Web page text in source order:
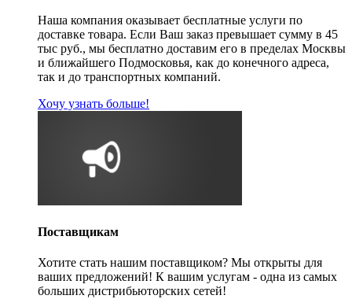
Наша компания оказывает бесплатные услуги по
доставке товара. Если Ваш заказ превышает сумму в 45
тыс руб., мы бесплатно доставим его в пределах Москвы
и ближайшего Подмосковья, как до конечного адреса,
так и до транспортных компаний.
Хочу узнать больше!
Поставщикам
Хотите стать нашим поставщиком? Мы открыты для
ваших предложений! К вашим услугам - одна из самых
больших дистрибьюторских сетей!